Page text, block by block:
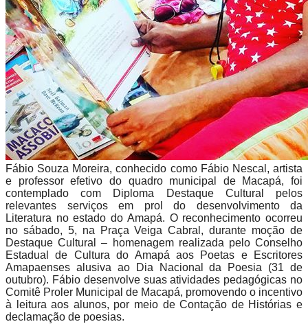
Fábio Souza Moreira, conhecido como Fábio Nescal, artista
e professor efetivo do quadro municipal de Macapá, foi
contemplado com Diploma Destaque Cultural pelos
relevantes serviços em prol do desenvolvimento da
Literatura no estado do Amapá. O reconhecimento ocorreu
no sábado, 5, na Praça Veiga Cabral, durante moção de
Destaque Cultural – homenagem realizada pelo Conselho
Estadual de Cultura do Amapá aos Poetas e Escritores
Amapaenses alusiva ao Dia Nacional da Poesia (31 de
outubro). Fábio desenvolve suas atividades pedagógicas no
Comitê Proler Municipal de Macapá, promovendo o incentivo
à leitura aos alunos, por meio de Contação de Histórias e
declamação de poesias.